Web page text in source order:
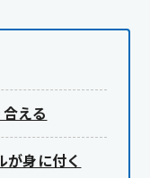
える
が身に付く